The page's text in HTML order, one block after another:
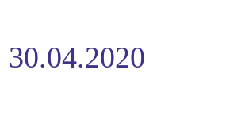
30.04.2020